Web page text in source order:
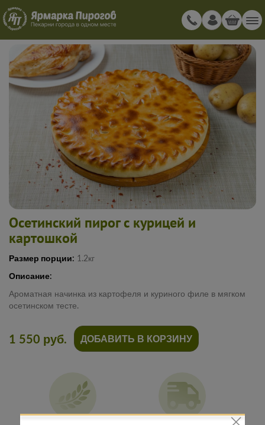
Осетинский пирог с курицей и
картошкой
Размер порции: 1.2кг
Описание:
Ароматная начинка из картофеля и куриного филе в мягком
осетинском тесте.
1 550 руб. ДОБАВИТЬ В КОРЗИНУ